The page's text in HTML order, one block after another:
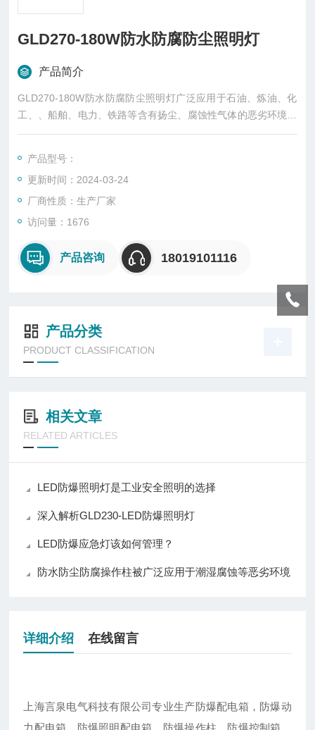
GLD270-180W防水防腐防尘照明灯
产品简介
GLD270-180W防水防腐防尘照明灯广泛应用于石油、炼油、化
工、、船舶、电力、铁路等含有扬尘、腐蚀性气体的恶劣环境典
型场所:石油、炼油、化工、、船舶、电力、铁路等场所作大范围
产品型号：
更新时间：2024-03-24
厂商性质：生产厂家
访问量：1676
产品咨询 18019101116
产品分类
PRODUCT CLASSIFICATION
相关文章
RELATED ARTICLES
LED防爆照明灯是工业安全照明的选择
深入解析GLD230-LED防爆照明灯
LED防爆应急灯该如何管理？
防水防尘防腐操作柱被广泛应用于潮湿腐蚀等恶劣环境
详细介绍 在线留言
上海言泉电气科技有限公司专业生产防爆配电箱，防爆动